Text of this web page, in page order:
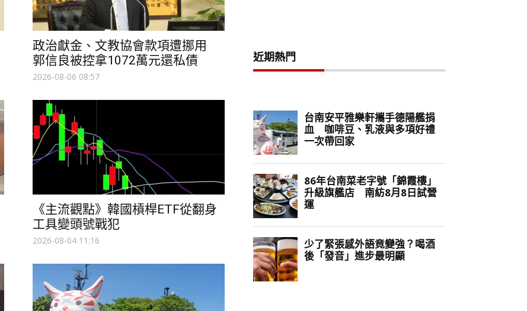
政治獻金、文教協會款項遭挪用
郭信良被控拿1072萬元還私債
2026-08-06 08:57
《主流觀點》韓國槓桿ETF從翻身
工具變頭號戰犯
2026-08-04 11:16
近期熱門